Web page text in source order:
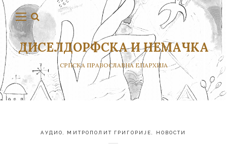
ДИСЕЛДОРФСКА И НЕМАЧКА
СРПСКА ПРАВОСЛАВНА ЕПАРХИЈА
АУДИО МИТРОПОЛИТ ГРИГОРИЈЕ НОВОСТИ